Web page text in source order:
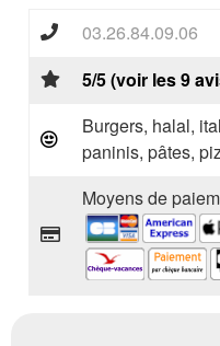
03.26.84.09.06
5/5 (voir les 9
Burgers, halal,
paninis, pâtes,
Moyens de